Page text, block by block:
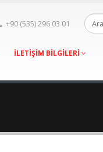
+90 (535) 296 03 01
İLETİŞİM BİLGİLERİ